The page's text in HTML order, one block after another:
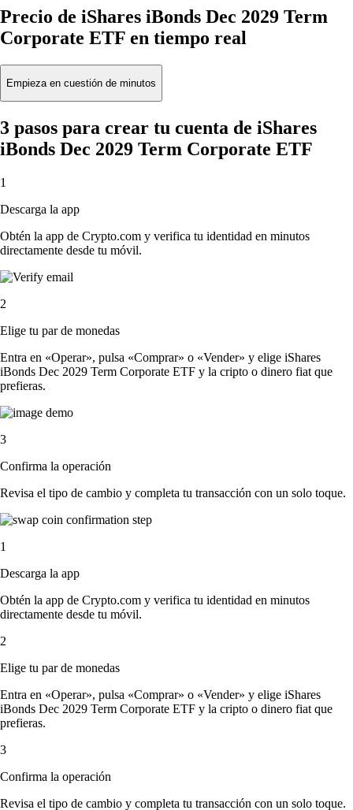
Precio de iShares iBonds Dec 2029 Term
Corporate ETF en tiempo real
Empieza en cuestión de minutos
3 pasos para crear tu cuenta de iShares
iBonds Dec 2029 Term Corporate ETF
1
Descarga la app
Obtén la app de Crypto.com y verifica tu identidad en minutos
directamente desde tu móvil.
2
Elige tu par de monedas
Entra en «Operar», pulsa «Comprar» o «Vender» y elige iShares
iBonds Dec 2029 Term Corporate ETF y la cripto o dinero fiat que
prefieras.
3
Confirma la operación
Revisa el tipo de cambio y completa tu transacción con un solo toque.
1
Descarga la app
Obtén la app de Crypto.com y verifica tu identidad en minutos
directamente desde tu móvil.
2
Elige tu par de monedas
Entra en «Operar», pulsa «Comprar» o «Vender» y elige iShares
iBonds Dec 2029 Term Corporate ETF y la cripto o dinero fiat que
prefieras.
3
Confirma la operación
Revisa el tipo de cambio y completa tu transacción con un solo toque.